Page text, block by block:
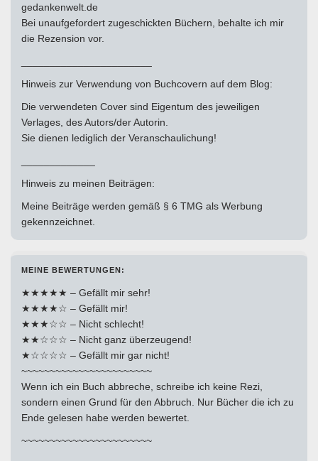
gedankenwelt.de
Bei unaufgefordert zugeschickten Büchern, behalte ich mir
die Rezension vor.
Hinweis zur Verwendung von Buchcovern auf dem Blog:
Die verwendeten Cover sind Eigentum des jeweiligen
Verlages, des Autors/der Autorin.
Sie dienen lediglich der Veranschaulichung!
Hinweis zu meinen Beiträgen:
Meine Beiträge werden gemäß § 6 TMG als Werbung
gekennzeichnet.
MEINE BEWERTUNGEN:
★★★★★ – Gefällt mir sehr!
★★★★☆ – Gefällt mir!
★★★☆☆ – Nicht schlecht!
★★☆☆☆ – Nicht ganz überzeugend!
★☆☆☆☆ – Gefällt mir gar nicht!
~~~~~~~~~~~~~~~~~~~~~~~
Wenn ich ein Buch abbreche, schreibe ich keine Rezi,
sondern einen Grund für den Abbruch. Nur Bücher die ich zu
Ende gelesen habe werden bewertet.
~~~~~~~~~~~~~~~~~~~~~~~